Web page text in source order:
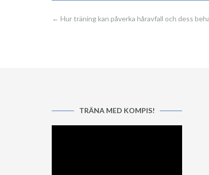
Post
← Hur träning kan påverka håravfall och dess
TRÄNA MED KOMPIS!